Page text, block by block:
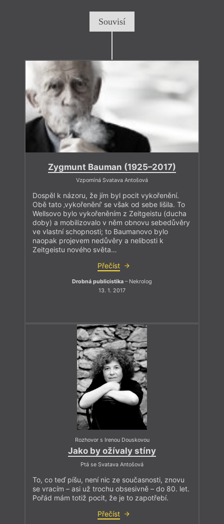
Souvisí
Zygmunt Bauman (1925–2017)
Vzpomíná Svatava Antošová
Dospěl k názoru, že jím byl pocit vykořenění.
Obě tato ‚vykořenění‘ se však od sebe lišila. To
Wellsovo bylo vykořeněním z Zeitgeistu (ducha
doby) a mobilizovalo v něm obnovu sebedůvěry
ve vlastní schopnosti; to Baumanovo bylo
naopak projevem nedůvěry a nelibosti k
Zeitgeistu nového světa…
Přečíst
Drobná publicistika – Nekrolog
13. 1. 2017
Rozhovor s Irenou Douskovou
Jako by ožívaly stíny
Ptá se Svatava Antošová
To, co teď píšu, není nic ze současnosti, znovu
se vracím – asi už trochu obsesivně – do 80. let.
Pořád mám totiž pocit, že je to zapotřebí.
Přečíst